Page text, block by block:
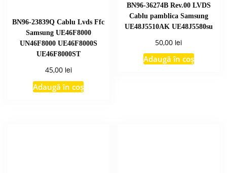
BN96-23839Q Cablu Lvds Ffc
Samsung UE46F8000
UN46F8000 UE46F8000S
UE46F8000ST
45,00 lei
Adaugă în coș
BN96-36274B Rev.00 LVDS
Cablu pamblica Samsung
UE48J5510AK UE48J5580su
50,00 lei
Adaugă în coș